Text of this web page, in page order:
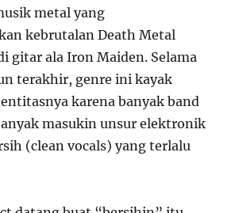
metal yang
kebrutalan Death Metal
gitar ala Iron Maiden. Selama
terakhir, genre ini kayak
karena banyak band
masukin unsur elektronik
(clean vocals) yang terlalu